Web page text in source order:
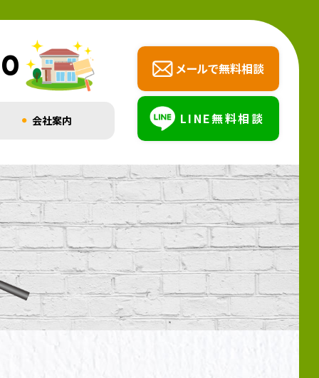
会社案内
メールで無料相談
LINE無料相談